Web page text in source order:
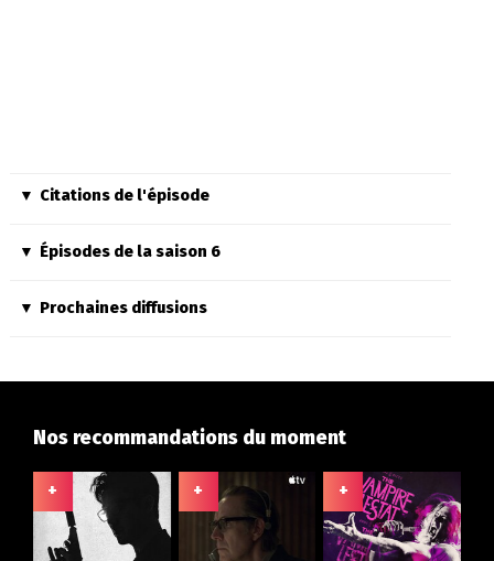
Citations de l'épisode
Épisodes de la saison 6
Prochaines diffusions
Nos recommandations du moment
+ + +